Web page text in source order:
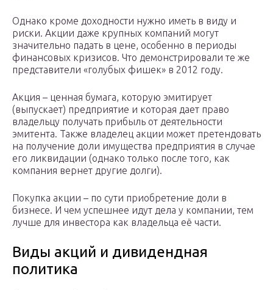
Однако кроме доходности нужно иметь в виду и
риски. Акции даже крупных компаний могут
значительно падать в цене, особенно в периоды
финансовых кризисов. Что демонстрировали те же
представители «голубых фишек» в 2012 году.
Акция – ценная бумага, которую эмитирует
(выпускает) предприятие и которая дает право
владельцу получать прибыль от деятельности
эмитента. Также владелец акции может претендовать
на получение доли имущества предприятия в случае
его ликвидации (однако только после того, как
компания вернет другие долги).
Покупка акции – по сути приобретение доли в
бизнесе. И чем успешнее идут дела у компании, тем
лучше для инвестора как владельца её части.
Виды акций и дивидендная
политика